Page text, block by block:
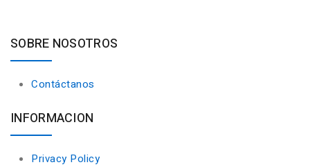
SOBRE NOSOTROS
Contáctanos
INFORMACION
Privacy Policy